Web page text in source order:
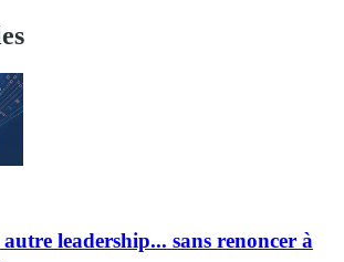
leadership... sans renoncer à